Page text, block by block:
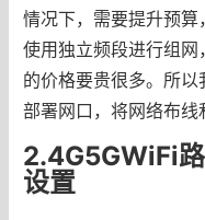
情况下，需要提升预算
使用独立频段进行组
的价格要贵很多。所
部署网口，将网络布线
2.4G5GWiFi
设置